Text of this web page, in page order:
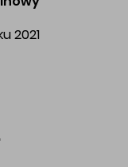
2021